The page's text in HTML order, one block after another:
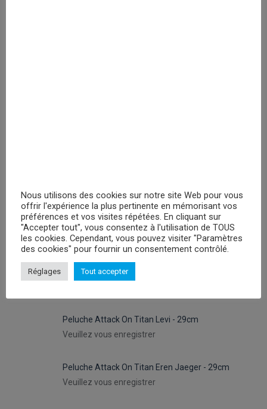
PROMOTIONS
Peluches Hello Kitty Keroppy- 30cm
Peluche Attack On Titan Levi - 29cm
Veuillez vous enregistrer
Peluche Attack On Titan Eren Jaeger - 29cm
Veuillez vous enregistrer
Nous utilisons des cookies sur notre site Web pour vous
offrir l'expérience la plus pertinente en mémorisant vos
préférences et vos visites répétées. En cliquant sur
"Accepter tout", vous consentez à l'utilisation de TOUS
les cookies. Cependant, vous pouvez visiter "Paramètres
des cookies" pour fournir un consentement contrôlé.
Réglages Tout accepter